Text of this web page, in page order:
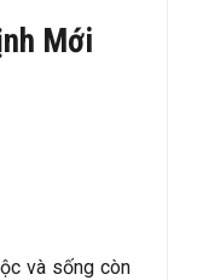
Mới
và sống còn